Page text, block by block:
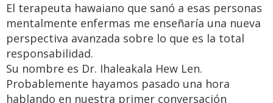
El terapeuta hawaiano que sanó a esas personas
mentalmente enfermas me enseñaría una nueva
perspectiva avanzada sobre lo que es la total
responsabilidad.
Su nombre es Dr. Ihaleakala Hew Len.
Probablemente hayamos pasado una hora
hablando en nuestra primer conversación